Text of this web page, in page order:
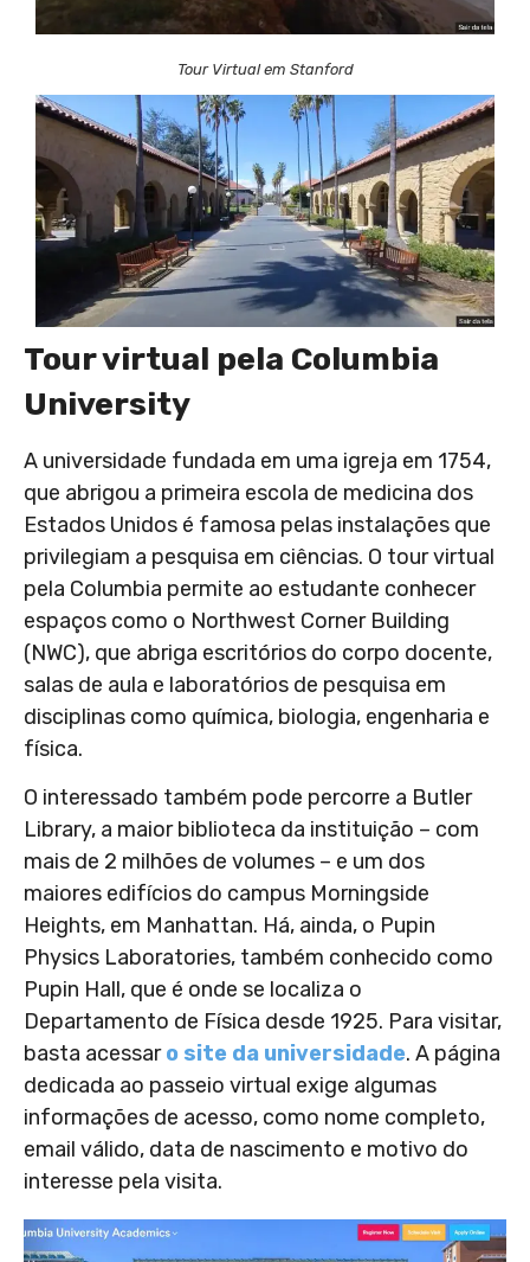
Tour Virtual em Stanford
Tour Virtual em Stanford
Tour virtual pela Columbia
University
A universidade fundada em uma igreja em 1754,
que abrigou a primeira escola de medicina dos
Estados Unidos é famosa pelas instalações que
privilegiam a pesquisa em ciências. O tour virtual
pela Columbia permite ao estudante conhecer
espaços como o Northwest Corner Building
(NWC), que abriga escritórios do corpo docente,
salas de aula e laboratórios de pesquisa em
disciplinas como química, biologia, engenharia e
física.
O interessado também pode percorre a Butler
Library, a maior biblioteca da instituição – com
mais de 2 milhões de volumes – e um dos
maiores edifícios do campus Morningside
Heights, em Manhattan. Há, ainda, o Pupin
Physics Laboratories, também conhecido como
Pupin Hall, que é onde se localiza o
Departamento de Física desde 1925. Para visitar,
basta acessaro site da universidade. A página
dedicada ao passeio virtual exige algumas
informações de acesso, como nome completo,
email válido, data de nascimento e motivo do
interesse pela visita.